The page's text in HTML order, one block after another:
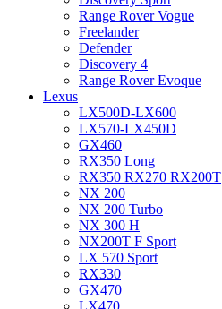
Range Rover Vogue
Freelander
Defender
Discovery 4
Range Rover Evoque
Lexus
LX500D-LX600
LX570-LX450D
GX460
RX350 Long
RX350 RX270 RX200T
NX 200
NX 200 Turbo
NX 300 H
NX200T F Sport
LX 570 Sport
RX330
GX470
LX470